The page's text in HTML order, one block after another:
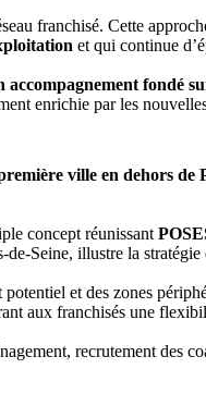
franchisé. Cette
et qui continue
fondé
enrichie par les
ville en dehors de
concept réunissant
Seine, illustre la
et des zones
aux franchisés une
recrutement des